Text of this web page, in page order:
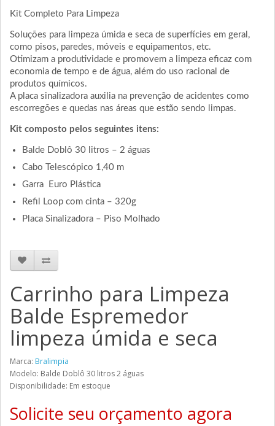
Kit Completo Para Limpeza
Soluções para limpeza úmida e seca de superfícies em geral,
como pisos, paredes, móveis e equipamentos, etc.
Otimizam a produtividade e promovem a limpeza eficaz com
economia de tempo e de água, além do uso racional de
produtos químicos.
A placa sinalizadora auxilia na prevenção de acidentes como
escorregões e quedas nas áreas que estão sendo limpas.
Kit composto pelos seguintes itens:
Balde Doblô 30 litros – 2 águas
Cabo Telescópico 1,40 m
Garra Euro Plástica
Refil Loop com cinta – 320g
Placa Sinalizadora – Piso Molhado
Carrinho para Limpeza
Balde Espremedor
limpeza úmida e seca
Marca: Bralimpia
Modelo: Balde Doblô 30 litros 2 águas
Disponibilidade: Em estoque
Solicite seu orçamento agora